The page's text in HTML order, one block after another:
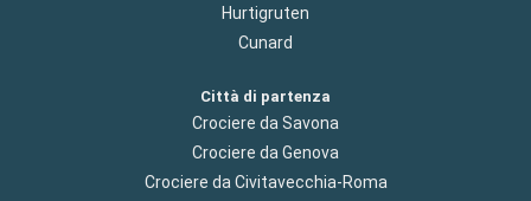
Hurtigruten
Cunard
Città di partenza
Crociere da Savona
Crociere da Genova
Crociere da Civitavecchia-Roma